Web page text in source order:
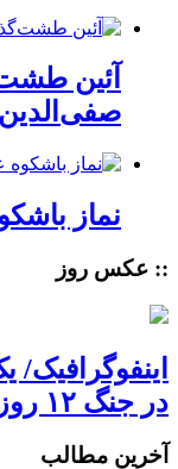
آئین
صفی‌الدین
نماز
:: عکس روز
در جنگ ۱۲ روزه به باد رفت
آخرین مطالب